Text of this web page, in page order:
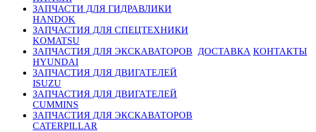
ЗАПЧАСТИ ДЛЯ ГИДРАВЛИКИ
HANDOK
ЗАПЧАСТИЯ ДЛЯ СПЕЦТЕХНИКИ
KOMATSU
ЗАПЧАСТИЯ ДЛЯ ЭКСКАВАТОРОВ
HYUNDAI
ЗАПЧАСТИЯ ДЛЯ ДВИГАТЕЛЕЙ
ISUZU
ЗАПЧАСТИЯ ДЛЯ ДВИГАТЕЛЕЙ
CUMMINS
ЗАПЧАСТИЯ ДЛЯ ЭКСКАВАТОРОВ
CATERPILLAR
ДОСТАВКА КОНТАКТЫ